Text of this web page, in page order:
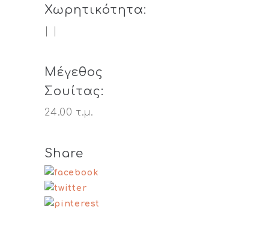
Χωρητικότητα:
Μέγεθος
Σουίτας:
24.00 τ.μ.
Share